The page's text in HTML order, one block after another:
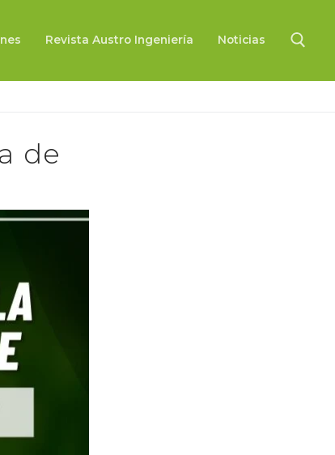
Revista Austro Ingeniería Noticias
de